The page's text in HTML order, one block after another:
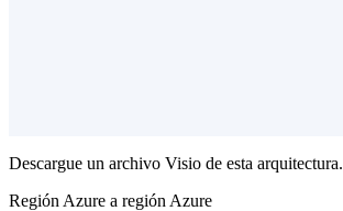
Descargue un archivo Visio de esta arquitectura.
Región Azure a región Azure